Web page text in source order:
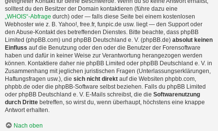
solltest du den Besitzer der Domain kontaktieren (führe dazu eine
„WHOIS“-Abfrage durch) oder — falls diese Seite bei einem kostenlosen
Webhoster wie z. B. Yahoo!, free.fr, funpic.de usw. liegt — den Support oder
den Abuse-Kontakt des betreffenden Dienstes. Bitte beachte, dass phpBB
Limited (phpBB.com) und phpBB Deutschland e. V. (phpBB.de) absolut keinen
Einfluss auf die Benutzung oder den oder die Benutzer der Forensoftware
haben und dafür in keiner Weise zur Verantwortung herangezogen werden
können. Kontaktiere daher nie phpBB Limited oder phpBB Deutschland e. V. in
Zusammenhang mit jeglichen juristischen Fragen (Unterlassungserklärungen,
Haftungsfragen usw.), die sich nicht direkt auf die Websiten phpbb.com,
phpbb.de oder die phpBB-Software selbst beziehen. Falls du phpBB Limited
oder phpBB Deutschland e. V. E-Mails schreibst, die die Softwarenutzung
durch Dritte betreffen, so wirst du, wenn überhaupt, höchstens eine knappe
Antwort erhalten.
Nach oben